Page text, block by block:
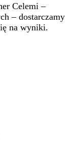
Celemi –
– dostarczamy
na wyniki.